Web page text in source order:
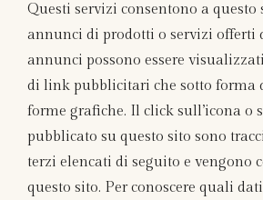
Questi servizi consentono a questo
annunci di prodotti o servizi offerti
annunci possono essere
di link pubblicitari che sotto forma
forme grafiche. Il click sull’icona o
pubblicato su questo sito sono
terzi elencati di seguito e vengono
questo sito. Per conoscere quali